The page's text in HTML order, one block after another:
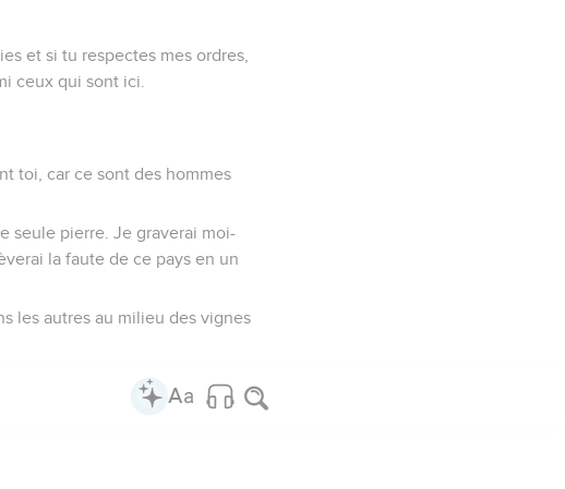
et si tu respectes mes ordres,
ceux qui sont ici.
toi, car ce sont des hommes
seule pierre. Je graverai moi-
la faute de ce pays en un
les autres au milieu des vignes